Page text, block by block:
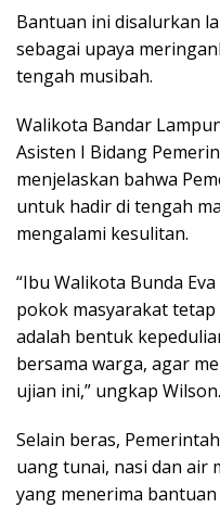
Bantuan ini disalurkan
sebagai upaya
tengah musibah.
Walikota Bandar
Asisten I Bidang
menjelaskan bahwa
untuk hadir di tengah
mengalami kesulitan.
“Ibu Walikota Bunda
pokok masyarakat
adalah bentuk
bersama warga, agar
ujian ini,” ungkap Wilson.
Selain beras,
uang tunai, nasi dan air
yang menerima